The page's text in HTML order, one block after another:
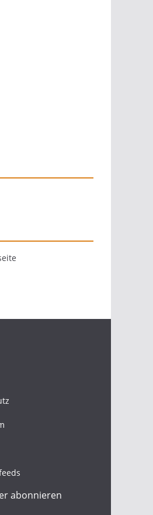
abonnieren